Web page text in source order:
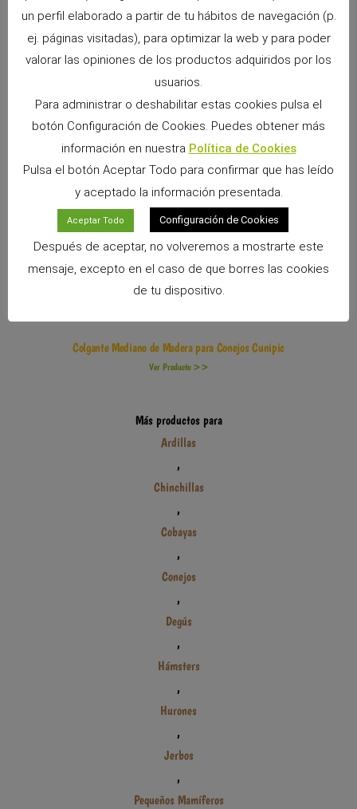
Colgante Largo de Madera para Conejos
Ver Producto >>
Colgante Mediano de Madera para Conejos Cunipic
Ver Producto >>
Más productos para
Ardillas
,
Chinchillas
,
Cobayas
,
Conejos
,
Degús
,
Hámsters
,
Hurones
,
Jerbos
,
Pequeños Mamíferos
un perfil elaborado a partir de tu hábitos de navegación (p.
ej. páginas visitadas), para optimizar la web y para poder
valorar las opiniones de los productos adquiridos por los
usuarios.
Para administrar o deshabilitar estas cookies pulsa el
botón Configuración de Cookies. Puedes obtener más
información en nuestra Política de Cookies
Pulsa el botón Aceptar Todo para confirmar que has leído
y aceptado la información presentada.
Aceptar Todo Configuración de Cookies
Después de aceptar, no volveremos a mostrarte este
mensaje, excepto en el caso de que borres las cookies
de tu dispositivo.